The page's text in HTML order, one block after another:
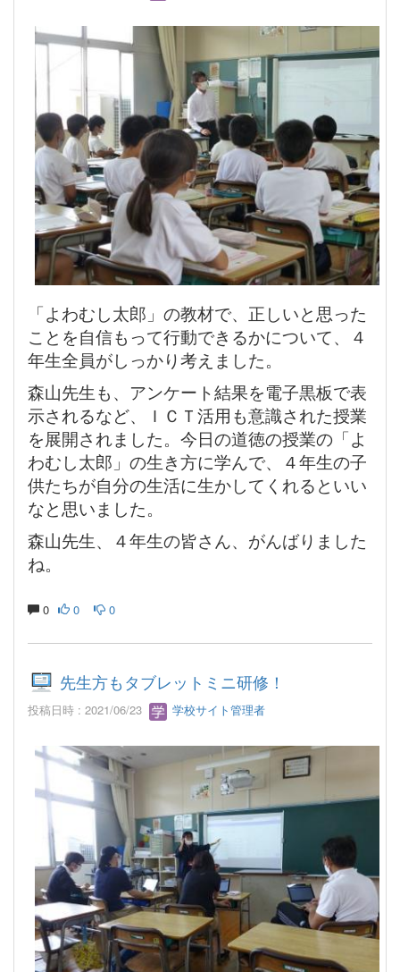
「よわむし太郎」の教材で、正しいと思った
ことを自信もって行動できるかについて、４
年生全員がしっかり考えました。
森山先生も、アンケート結果を電子黒板で表
示されるなど、ＩＣＴ活用も意識された授業
を展開されました。今日の道徳の授業の「よ
わむし太郎」の生き方に学んで、４年生の子
供たちが自分の生活に生かしてくれるといい
なと思いました。
森山先生、４年生の皆さん、がんばりました
ね。
0 0 0
先生方もタブレットミニ研修！
投稿日時 : 2021/06/23 学校サイト管理者